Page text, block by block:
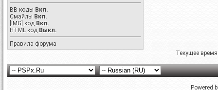
BB коды Вкл.
Смайлы Вкл.
[IMG] код Вкл.
HTML код Выкл.
Правила форума
Текущее
Powered